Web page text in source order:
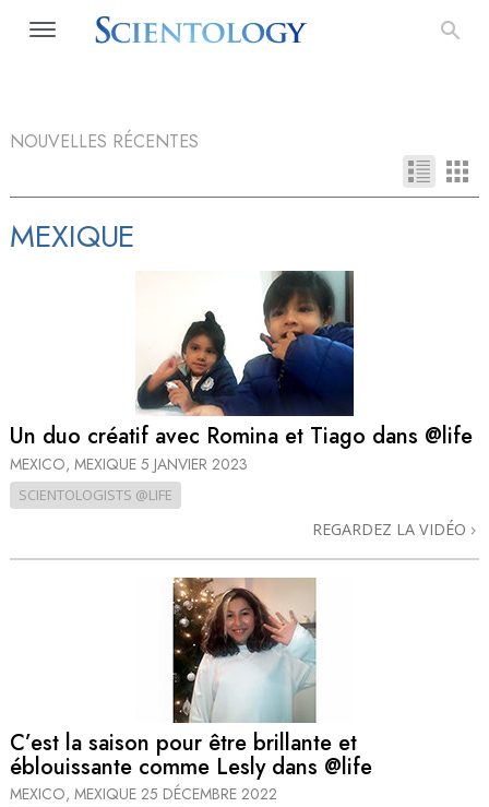
NOUVELLES RÉCENTES
MEXIQUE
Un duo créatif avec Romina et Tiago dans @life
MEXICO, MEXIQUE 5 JANVIER 2023
SCIENTOLOGISTS @LIFE
REGARDEZ LA VIDÉO
C’est la saison pour être brillante et
éblouissante comme Lesly dans @life
MEXICO, MEXIQUE 25 DÉCEMBRE 2022